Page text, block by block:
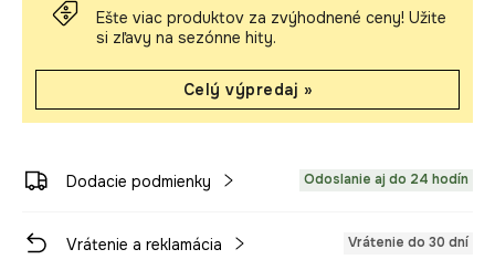
Ešte viac produktov za zvýhodnené ceny! Užite
si zľavy na sezónne hity.
Celý výpredaj »
Dodacie podmienky Odoslanie aj do 24 hodín
Vrátenie a reklamácia Vrátenie do 30 dní